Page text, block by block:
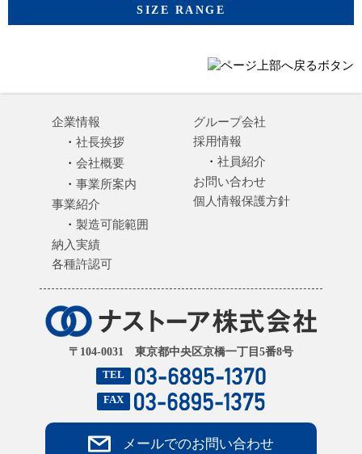
SIZE RANGE
〒104-0031 東京都中央区京橋一丁目5番8号
TEL
FAX
メールでのお問い合わせ
企業情報
社長挨拶
会社概要
事業所案内
事業紹介
製造可能範囲
納入実績
各種許認可
グループ会社
採用情報
社員紹介
お問い合わせ
個人情報保護方針